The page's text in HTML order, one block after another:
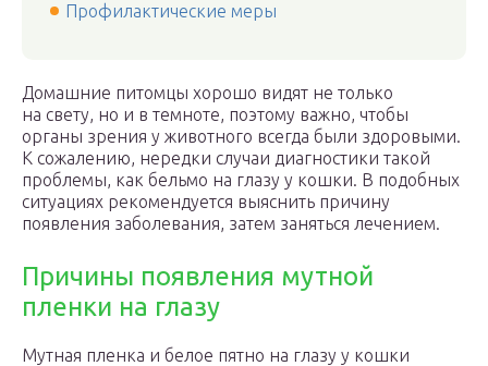
Профилактические меры
Домашние питомцы хорошо видят не только
на свету, но и в темноте, поэтому важно, чтобы
органы зрения у животного всегда были здоровыми.
К сожалению, нередки случаи диагностики такой
проблемы, как бельмо на глазу у кошки. В подобных
ситуациях рекомендуется выяснить причину
появления заболевания, затем заняться лечением.
Причины появления мутной
пленки на глазу
Мутная пленка и белое пятно на глазу у кошки